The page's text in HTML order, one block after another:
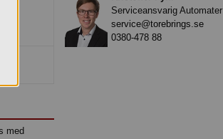
med
Serviceansvarig Automater
service@torebrings.se
0380-478 88